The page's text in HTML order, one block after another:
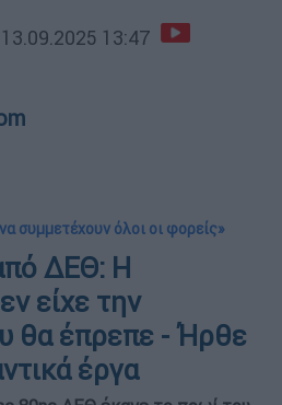
13.09.2025 13:47
συμμετέχουν όλοι οι φορείς»
ΔΕΘ: Η
είχε την
θα έπρεπε - Ήρθε
έργα